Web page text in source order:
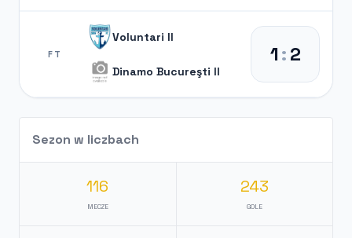
FT
Voluntari II
Dinamo Bucureşti II
1:2
Sezon w liczbach
116
MECZE
243
GOLE